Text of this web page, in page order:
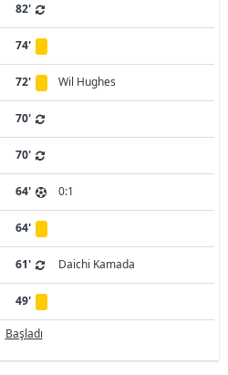
82'
74'
72' Wil Hughes
70'
70'
64' 0:1
64'
61' Daichi Kamada
49'
Başladı